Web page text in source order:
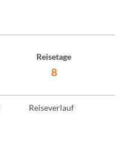
Reisetage
8
Reiseverlauf